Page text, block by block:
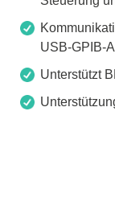
USB-GPIB-
Unterstützt